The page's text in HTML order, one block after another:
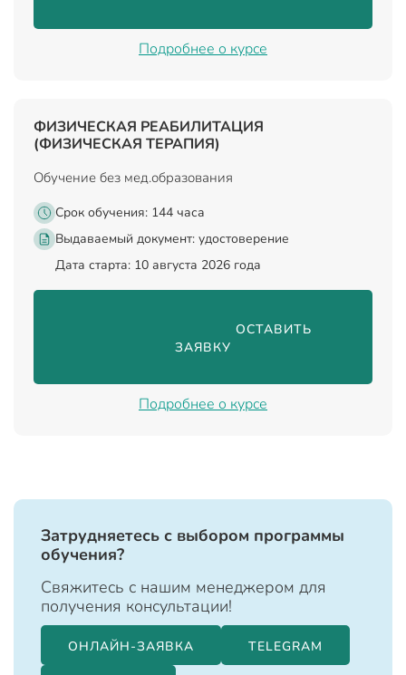
Подробнее о курсе
ФИЗИЧЕСКАЯ РЕАБИЛИТАЦИЯ
(ФИЗИЧЕСКАЯ ТЕРАПИЯ)
Обучение без мед.образования
Срок обучения: 144 часа
Выдаваемый документ: удостоверение
Дата старта: 10 августа 2026 года
                                ОСТАВИТЬ
ЗАЯВКУ
Подробнее о курсе
Затрудняетесь с выбором программы
обучения?
Свяжитесь с нашим менеджером для
получения консультации!
ОНЛАЙН-ЗАЯВКА TELEGRAM